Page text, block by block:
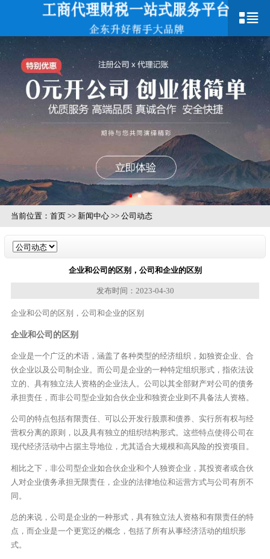
当前位置： 首页>> 新闻中心>> 公司动态
企业和公司的区别，公司和企业的区别
发布时间：2023-04-30
企业和公司的区别，公司和企业的区别
企业和公司的区别
企业是一个广泛的术语，涵盖了各种类型的经济组织，如独资企业、合
伙企业以及公司制企业。而公司是企业的一种特定组织形式，指依法设
立的、具有独立法人资格的企业法人。公司以其全部财产对公司的债务
承担责任，而非公司型企业如合伙企业和独资企业则不具备法人资格。
公司的特点包括有限责任、可以公开发行股票和债券、实行所有权与经
营权分离的原则，以及具有独立的组织结构形式。这些特点使得公司在
现代经济活动中占据主导地位，尤其适合大规模和高风险的投资项目。
相比之下，非公司型企业如合伙企业和个人独资企业，其投资者或合伙
人对企业债务承担无限责任，企业的法律地位和运营方式与公司有所不
同。
总的来说，公司是企业的一种形式，具有独立法人资格和有限责任的特
点，而企业是一个更宽泛的概念，包括了所有从事经济活动的组织形
式。